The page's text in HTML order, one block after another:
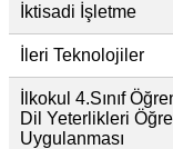
İktisadi İşletme
İleri Teknolojiler
İlkokul 4.Sınıf
Dil Yeterlikleri
Uygulanması